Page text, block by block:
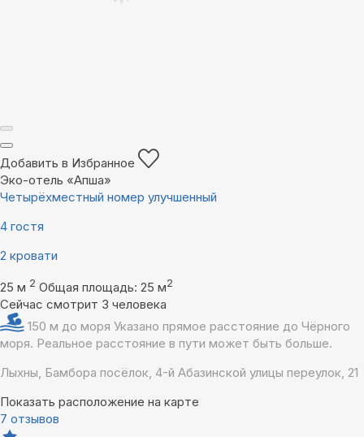
Добавить в Избранное
Эко-отель «Апша»
Четырёхместный номер улучшенный
4 гостя
2 кровати
25 м 2 Общая площадь: 25 м2
Сейчас смотрит 3 человека
150 м до моря Указано прямое расстояние до Чёрного
моря. Реальное расстояние в пути может быть больше.
Лыхны, Бамбора посёлок, 4-й Абазинской улицы переулок, 21
Показать расположение на карте
7 отзывов